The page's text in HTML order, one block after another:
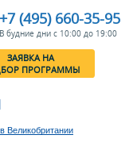
+7 (495) 660-35-95
В будние дни с 10:00 до 19:00
ЗАЯВКА НА
ПОДБОР ПРОГРАММЫ
Великобритании